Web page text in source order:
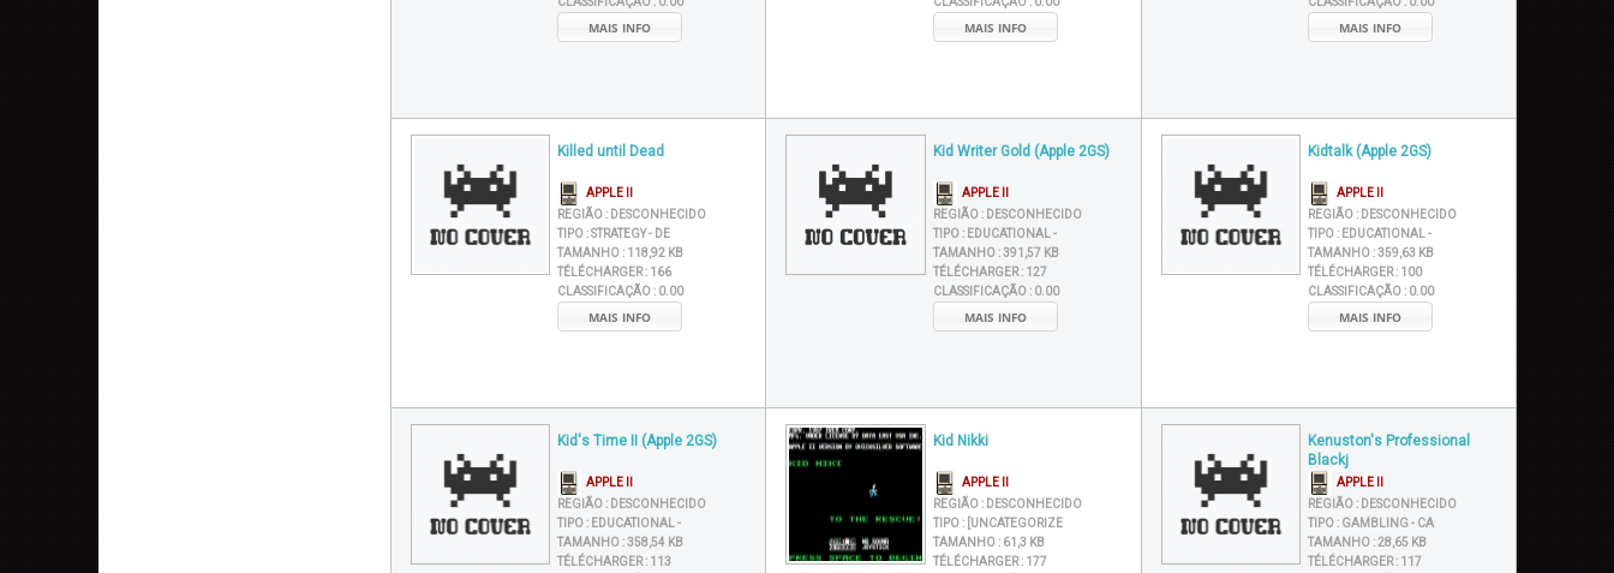
MAIS INFO MAIS INFO MAIS INFO
Killed until Dead
APPLE II
REGIÃO : DESCONHECIDO
TIPO :STRATEGY - DE
TAMANHO : 118,92 KB
TÉLÉCHARGER : 166
CLASSIFICAÇÃO : 0.00
MAIS INFO
Kid Writer Gold (Apple 2GS)
APPLE II
REGIÃO : DESCONHECIDO
TIPO : EDUCATIONAL -
TAMANHO :391,57 KB
TÉLÉCHARGER : 127
CLASSIFICAÇÃO : 0.00
MAIS INFO
Kidtalk (Apple 2GS)
APPLE II
REGIÃO : DESCONHECIDO
TIPO : EDUCATIONAL -
TAMANHO :359,63 KB
TÉLÉCHARGER : 100
CLASSIFICAÇÃO : 0.00
MAIS INFO
Kid's Time II (Apple 2GS)
APPLE II
REGIÃO : DESCONHECIDO
TIPO : EDUCATIONAL -
TAMANHO :358,54 KB
TÉLÉCHARGER : 113
Kid Nikki
APPLE II
REGIÃO : DESCONHECIDO
TIPO : [UNCATEGORIZE
TAMANHO : 61,3 KB
TÉLÉCHARGER : 177
Kenuston's Professional
Blackj
APPLE II
REGIÃO : DESCONHECIDO
TIPO : GAMBLING - CA
TAMANHO :28,65 KB
TÉLÉCHARGER : 117